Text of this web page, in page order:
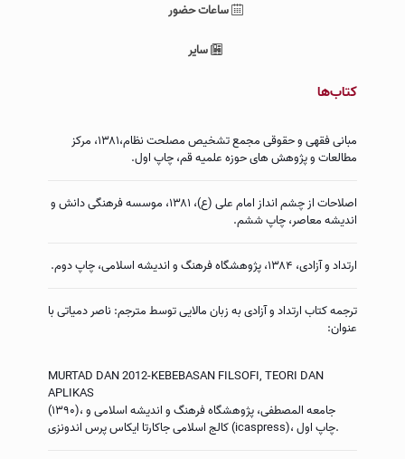
ساعات حضور
سایر
کتاب‌ها
مبانى فقهى و حقوقى مجمع تشخیص مصلحت نظام،۱۳۸۱، مركز
مطالعات و پژوهش هاى حوزه علمیه قم، چاپ اول.
اصلاحات از چشم انداز امام على (ع)، ۱۳۸۱، موسسه فرهنگی دانش و
اندیشه معاصر، چاپ ششم.
ارتداد و آزادى، ۱۳۸۴، پژوهشگاه فرهنگ و اندیشه اسلامى، چاپ دوم.
ترجمه کتاب ارتداد و آزادی به زبان مالایی توسط مترجم: ناصر دمیاتی با
عنوان:
MURTAD DAN 2012-KEBEBASAN FILSOFI, TEORI DAN
APLIKAS
(۱۳۹۰)، جامعه المصطفی،‌ پژوهشگاه فرهنگ و اندیشه اسلامى و
کالج اسلامی جاکارتا ایکاس پرس اندونزی (icaspress)، چاپ اول.